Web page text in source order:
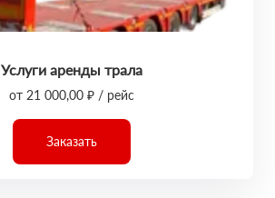
Услуги аренды трала
от 21 000,00 ₽ / рейс
Заказать